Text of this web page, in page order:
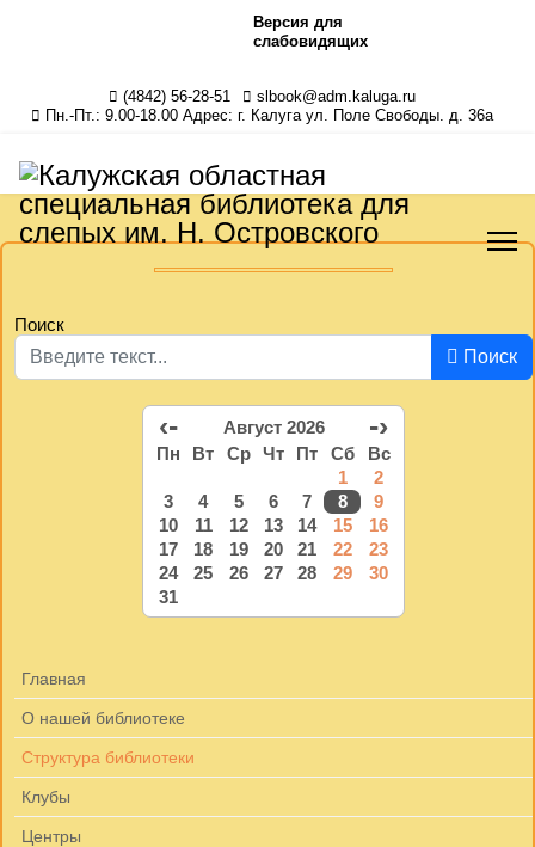
Версия для
слабовидящих
(4842) 56-28-51
slbook@adm.kaluga.ru
Пн.-Пт.: 9.00-18.00 Адрес: г. Калуга ул. Поле Свободы. д. 36а
Поиск
Поиск
‹- Август 2026 -›
Пн Вт Ср Чт Пт Сб
Вс
1
2
3
4 5 6 7 8
9
10
11 12 13 14 15
16
17
18 19 20 21 22
23
24
25 26 27 28 29
30
31
Главная
О нашей библиотеке
Структура библиотеки
Клубы
Центры